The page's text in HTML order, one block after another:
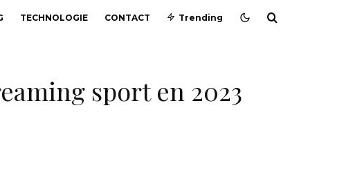
TECHNOLOGIE CONTACT Trending
sport en 2023